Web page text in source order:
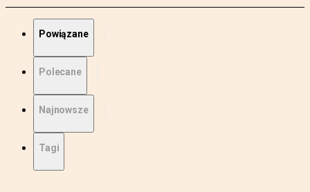
Powiązane
Polecane
Najnowsze
Tagi